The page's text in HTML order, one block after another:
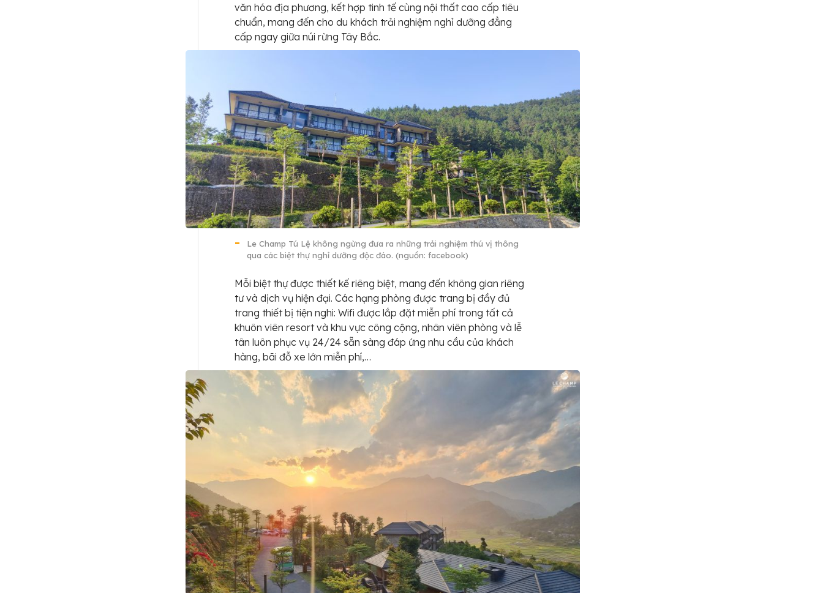
văn hóa địa phương, kết hợp tinh tế cùng nội thất cao cấp tiêu
chuẩn, mang đến cho du khách trải nghiệm nghỉ dưỡng đẳng
cấp ngay giữa núi rừng Tây Bắc.
Le Champ Tú Lệ không ngừng đưa ra những trải nghiệm thú vị thông
qua các biệt thự nghỉ dưỡng độc đáo. (nguồn: facebook)
Mỗi biệt thự được thiết kế riêng biệt, mang đến không gian riêng
tư và dịch vụ hiện đại. Các hạng phòng được trang bị đầy đủ
trang thiết bị tiện nghi: Wifi được lắp đặt miễn phí trong tất cả
khuôn viên resort và khu vực công cộng, nhân viên phòng và lễ
tân luôn phục vụ 24/24 sẵn sàng đáp ứng nhu cầu của khách
hàng, bãi đỗ xe lớn miễn phí,…